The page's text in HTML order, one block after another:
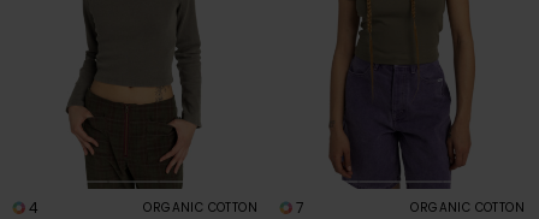
4 ORGANIC COTTON 7 ORGANIC COTTON